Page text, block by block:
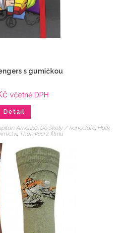
s gumičkou
včetně DPH
Detail
Amerika, Do školy / kanceláře, Hulk,
, Thor, Veci z filmu